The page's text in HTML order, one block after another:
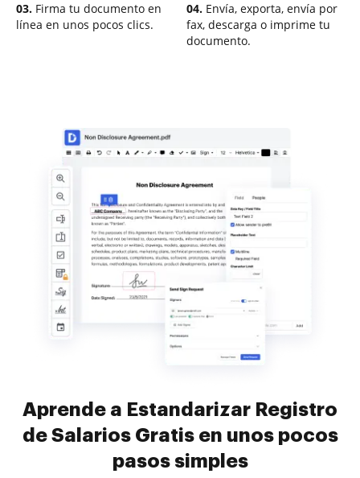
03. Firma tu documento en
línea en unos pocos clics.
04. Envía, exporta, envía por
fax, descarga o imprime tu
documento.
Aprende a Estandarizar Registro
de Salarios Gratis en unos pocos
pasos simples